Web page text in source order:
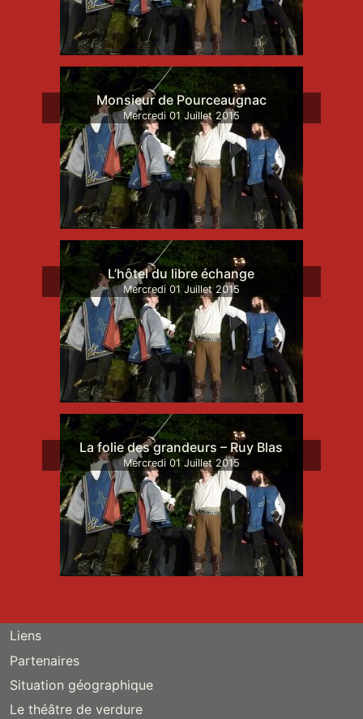
Monsieur de Pourceaugnac
Mercredi 01 Juillet 2015
L’hôtel du libre échange
Mercredi 01 Juillet 2015
La folie des grandeurs – Ruy Blas
Mercredi 01 Juillet 2015
Liens
Partenaires
Situation géographique
Le théâtre de verdure